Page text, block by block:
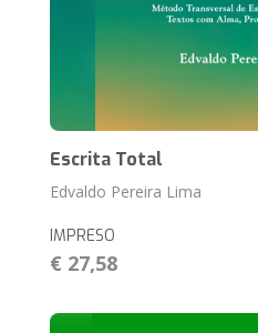
Escrita Total
Edvaldo Pereira Lima
IMPRESO
€ 27,58